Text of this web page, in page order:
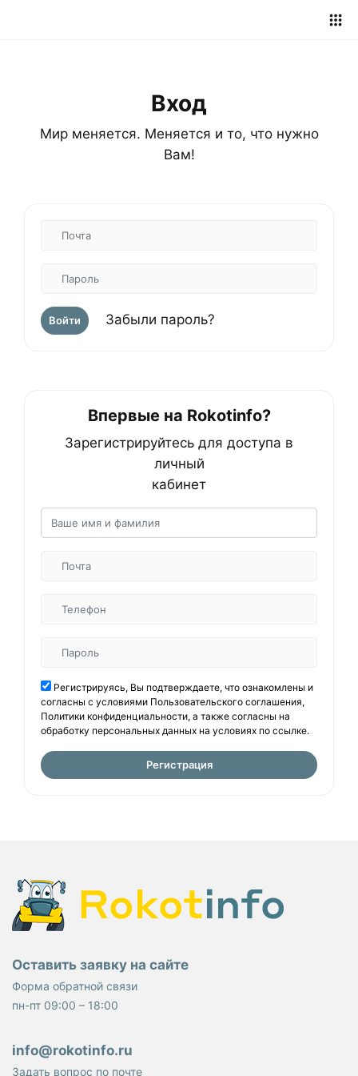
Вход
Мир меняется. Меняется и то, что нужно
Вам!
Войти Забыли пароль?
Впервые на Rokotinfo?
Зарегистрируйтесь для доступа в
личный
кабинет
Регистрируясь, Вы подтверждаете, что ознакомлены и
согласны с условиями Пользовательского соглашения,
Политики конфиденциальности, а также согласны на
обработку персональных данных на условиях по ссылке.
Регистрация
Оставить заявку на сайте
Форма обратной связи
пн-пт 09:00 – 18:00
info@rokotinfo.ru
Задать вопрос по почте